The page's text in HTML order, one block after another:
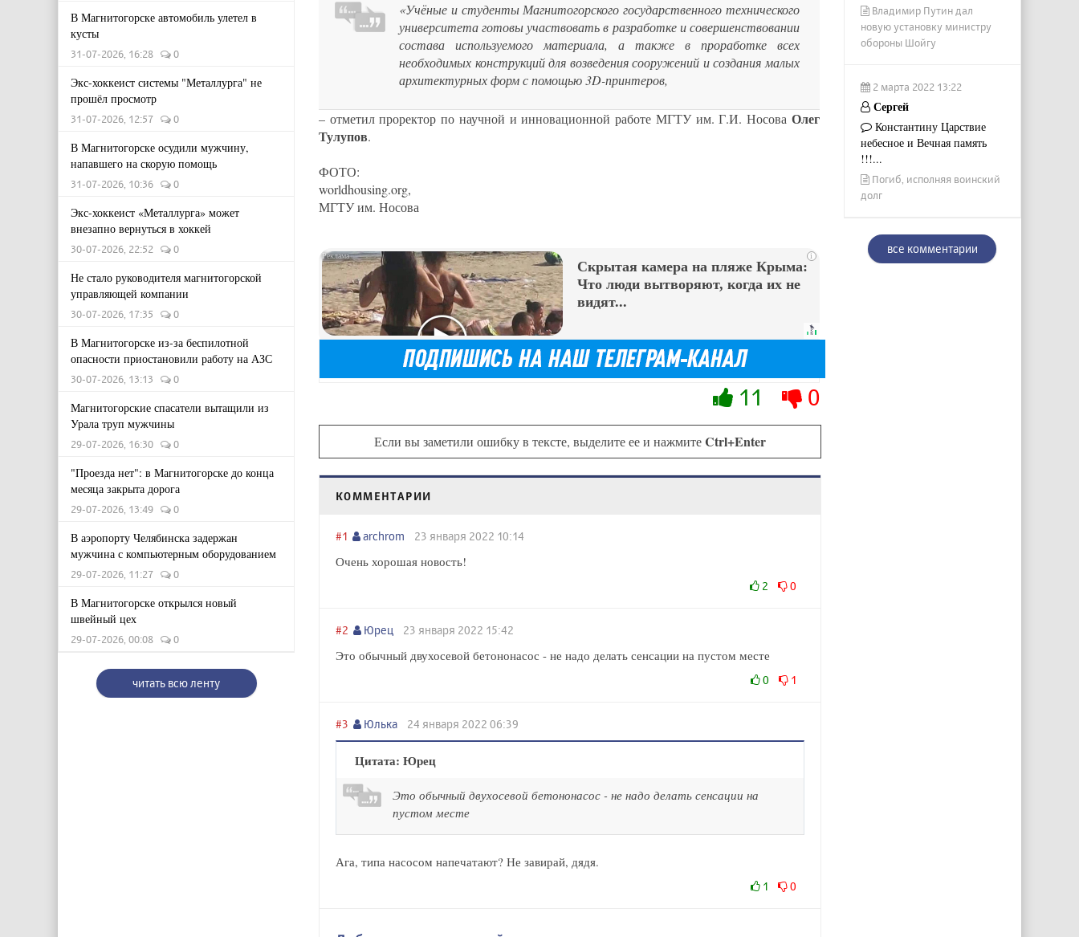
В Магнитогорске автомобиль улетел в
кусты
31-07-2026, 16:28 0
Экс-хоккеист системы "Металлурга" не
прошёл просмотр
31-07-2026, 12:57 0
В Магнитогорске осудили мужчину,
напавшего на скорую помощь
31-07-2026, 10:36 0
Экс-хоккеист «Металлурга» может
внезапно вернуться в хоккей
30-07-2026, 22:52 0
Не стало руководителя магнитогорской
управляющей компании
30-07-2026, 17:35 0
В Магнитогорске из-за беспилотной
опасности приостановили работу на АЗС
30-07-2026, 13:13 0
Магнитогорские спасатели вытащили из
Урала труп мужчины
29-07-2026, 16:30 0
"Проезда нет": в Магнитогорске до конца
месяца закрыта дорога
29-07-2026, 13:49 0
В аэропорту Челябинска задержан
мужчина с компьютерным оборудованием
29-07-2026, 11:27 0
В Магнитогорске открылся новый
швейный цех
29-07-2026, 00:08 0
читать всю ленту
«Учёные и студенты Магнитогорского государственного технического
университета готовы участвовать в разработке и совершенствовании
состава используемого материала, а также в проработке всех
необходимых конструкций для возведения сооружений и создания малых
архитектурных форм с помощью 3D-принтеров,
– отметил проректор по научной и инновационной работе МГТУ им. Г.И. Носова Олег
Тулупов.
ФОТО:
worldhousing.org,
МГТУ им. Носова
i
Скрытая камера на пляже Крыма:
Что люди вытворяют, когда их не
видят...
11 0
Если вы заметили ошибку в тексте, выделите ее и нажмитеCtrl+Enter
КОММЕНТАРИИ
#1 archrom 23 января 2022 10:14
Очень хорошая новость!
2 0
#2 Юрец 23 января 2022 15:42
Это обычный двухосевой бетононасос - не надо делать сенсации на пустом месте
0 1
#3 Юлька 24 января 2022 06:39
Цитата: Юрец
Это обычный двухосевой бетононасос - не надо делать сенсации на
пустом месте
Ага, типа насосом напечатают? Не завирай, дядя.
1 0
Владимир Путин дал
новую установку министру
обороны Шойгу
2 марта 2022 13:22
Сергей
Константину Царствие
небесное и Вечная память
!!!...
Погиб, исполняя воинский
долг
все комментарии